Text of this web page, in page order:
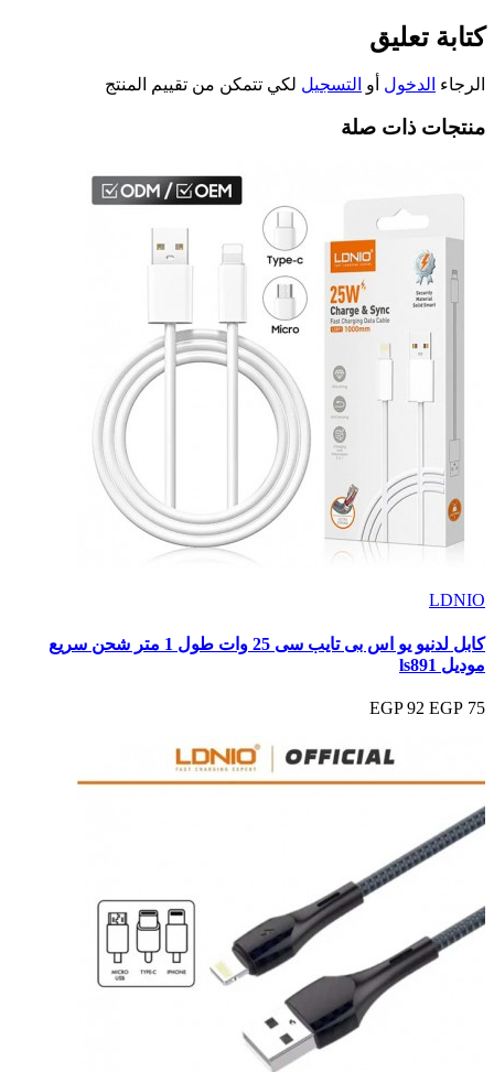
كتابة تعليق
الرجاء الدخول أو التسجيل لكي تتمكن من تقييم المنتج
منتجات ذات صلة
LDNIO
كابل لدنيو يو اس بى تايب سى 25 وات طول 1 متر شحن سريع
موديل ls891
75 EGP
92 EGP